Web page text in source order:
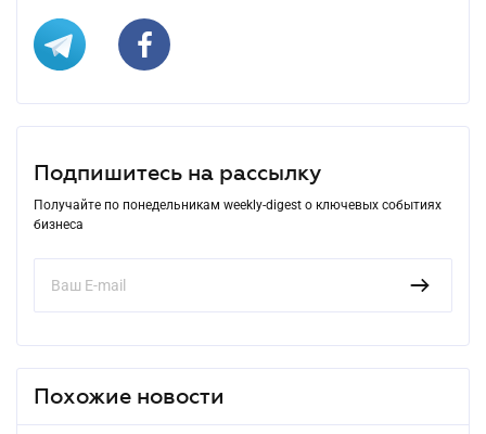
Подпишитесь на рассылку
Получайте по понедельникам weekly-digest о ключевых событиях
бизнеса
Похожие новости